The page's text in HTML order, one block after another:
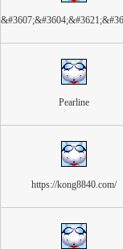
Pearline
https://kong8840.com/